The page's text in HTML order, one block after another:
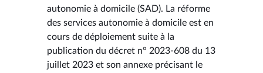
autonomie à domicile (SAD). La réforme
des services autonomie à domicile est en
cours de déploiement suite à la
publication du décret n° 2023-608 du 13
juillet 2023 et son annexe précisant le